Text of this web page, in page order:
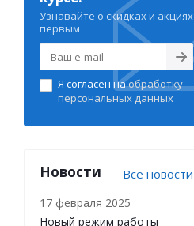
Узнавайте о скидках и акциях
первым
Я согласен наобработку
персональных данных
Новости Все новости
17 февраля 2025
Новый режим работы